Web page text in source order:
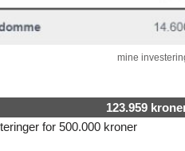
mine
123.959
for 500.000 kroner